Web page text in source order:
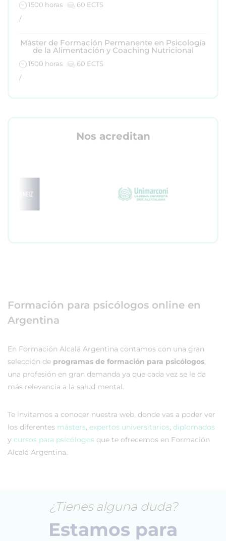
1500 horas
60 ECTS
/
Máster de Formación Permanente en Psicología
de la Alimentación y Coaching Nutricional
1500 horas
60 ECTS
/
Nos acreditan
Formación para psicólogos online en
Argentina
En Formación Alcalá Argentina contamos con una gran
selección de programas de formación para psicólogos,
una profesión en gran demanda ya que cada vez se le da
más relevancia a la salud mental.
Te invitamos a conocer nuestra web, donde vas a poder ver
los diferentes másters, expertos universitarios, diplomados
y cursos para psicólogos que te ofrecemos en Formación
Alcalá Argentina.
¿Tienes alguna duda?
Estamos para